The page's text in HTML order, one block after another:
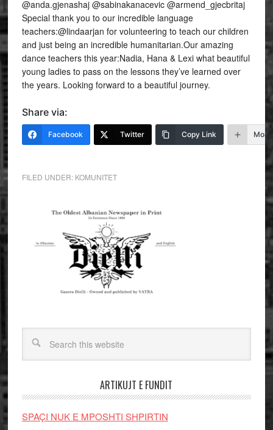
@anda.gjenashaj @sabinakanacevic @armend_gjecbritaj
Special thank you to our incredible language
teachers:@lindaarjan for volunteering to teach our children
and just being an incredible humanitarian.Our amazing
dance teachers this year:Nadia, Hana & Lexi what beautiful
young ladies to pass on the lessons they’ve learned over
the years. Looking forward to a beautiful journey.
Share via:
Facebook Twitter Copy Link More
FILED UNDER: KOMUNITET
ARTIKUJT E FUNDIT
SPAÇI NUK E MPOSHTI SHPIRTIN